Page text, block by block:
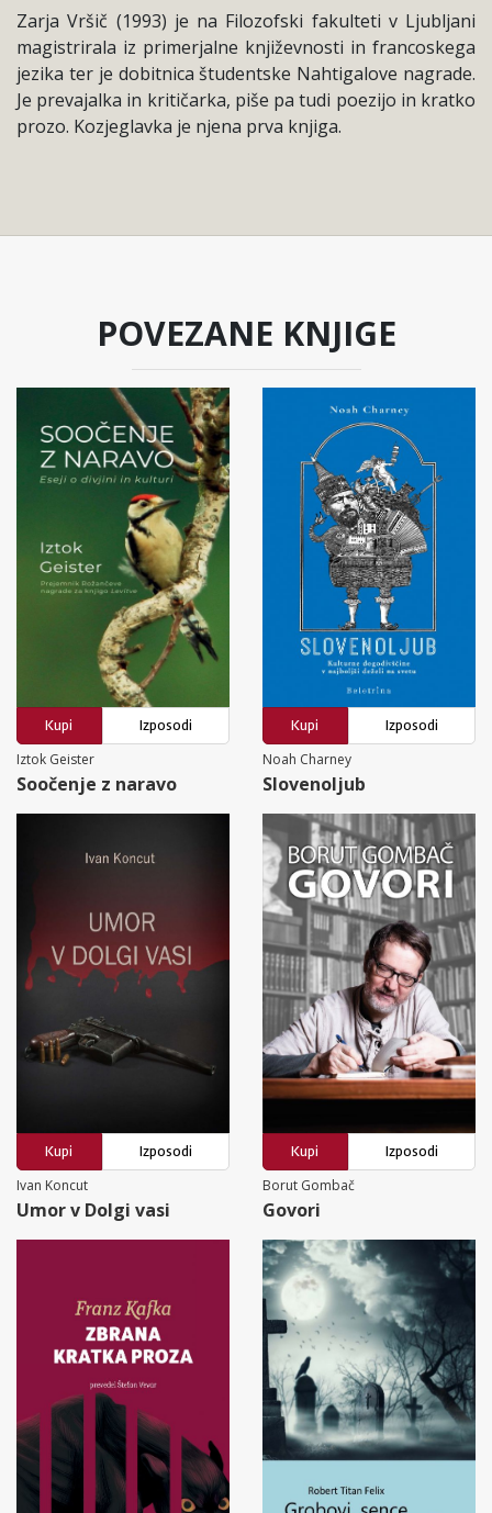
Zarja Vršič (1993) je na Filozofski fakulteti v Ljubljani
magistrirala iz primerjalne književnosti in francoskega
jezika ter je dobitnica študentske Nahtigalove nagrade.
Je prevajalka in kritičarka, piše pa tudi poezijo in kratko
prozo. Kozjeglavka je njena prva knjiga.
POVEZANE KNJIGE
Kupi
Izposodi
Iztok Geister
Soočenje z naravo
Kupi
Izposodi
Noah Charney
Slovenoljub
Kupi
Izposodi
Ivan Koncut
Umor v Dolgi vasi
Kupi
Izposodi
Borut Gombač
Govori